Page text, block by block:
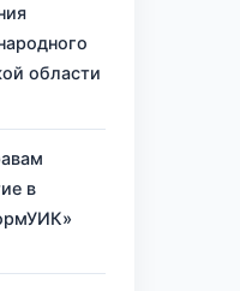
области
в